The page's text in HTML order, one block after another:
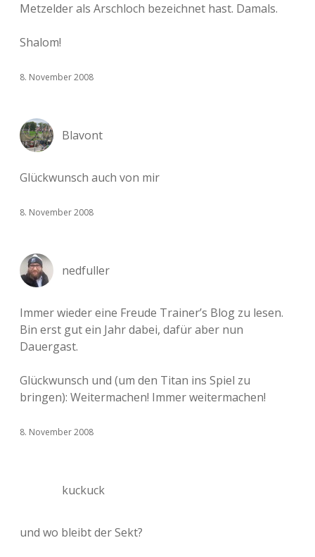
Metzelder als Arschloch bezeichnet hast. Damals.
Shalom!
8. November 2008
Blavont
Glückwunsch auch von mir
8. November 2008
nedfuller
Immer wieder eine Freude Trainer’s Blog zu lesen.
Bin erst gut ein Jahr dabei, dafür aber nun
Dauergast.
Glückwunsch und (um den Titan ins Spiel zu
bringen): Weitermachen! Immer weitermachen!
8. November 2008
kuckuck
und wo bleibt der Sekt?